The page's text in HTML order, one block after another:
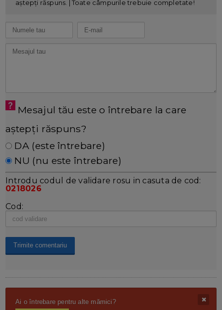
aștepți răspuns. | Toate câmpurile trebuie completate!
Mesajul tău este o întrebare la care
aștepți răspuns?
DA (este întrebare)
NU (nu este întrebare)
Introdu codul de validare rosu in casuta de cod:
0218026
Cod:
Ai o întrebare pentru alte mămici?